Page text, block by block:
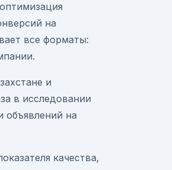
на
все форматы:
и
в исследовании
объявлений на
качества,